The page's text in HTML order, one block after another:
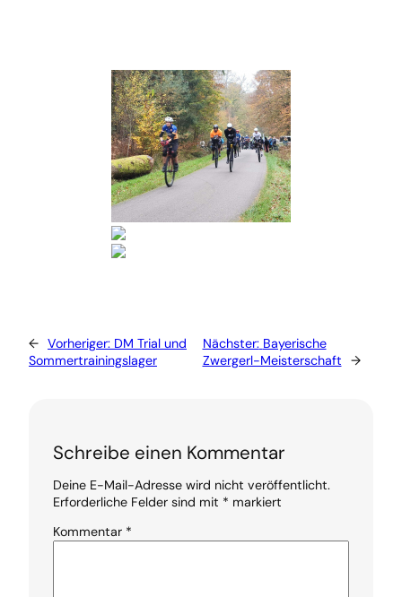
← Vorheriger: DM Trial und
Sommertrainingslager
Nächster: Bayerische
Zwergerl-Meisterschaft
→
Schreibe einen Kommentar
Deine E-Mail-Adresse wird nicht veröffentlicht.
Erforderliche Felder sind mit * markiert
Kommentar *